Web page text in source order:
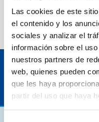
Las cookies de este
el contenido y los
sociales y analizar el
información sobre el
nuestros partners de
web, quienes pueden
que les haya
partir del uso que haya
Contactez-nous en